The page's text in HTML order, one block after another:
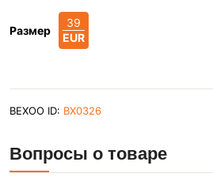
Размер
39
EUR
BEXOO ID: BX0326
Вопросы о товаре